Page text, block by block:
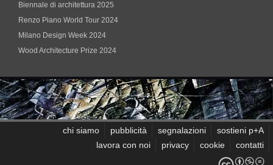
Biennale di architettura 2025
Renzo Piano World Tour 2024
Milano Design Week 2024
Wood Architecture Prize 2024
chi siamo pubblicità segnalazioni
sostieni p+A
lavora con noi
privacy cookie contatti